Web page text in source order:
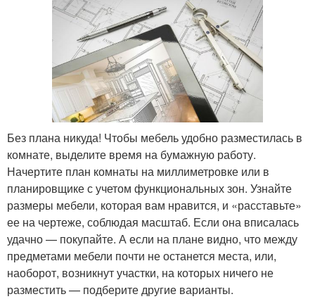
Без плана никуда! Чтобы мебель удобно разместилась в
комнате, выделите время на бумажную работу.
Начертите план комнаты на миллиметровке или в
планировщике с учетом функциональных зон. Узнайте
размеры мебели, которая вам нравится, и «расставьте»
ее на чертеже, соблюдая масштаб. Если она вписалась
удачно — покупайте. А если на плане видно, что между
предметами мебели почти не останется места, или,
наоборот, возникнут участки, на которых ничего не
разместить — подберите другие варианты.